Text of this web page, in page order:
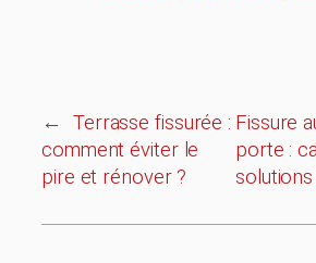
←
Terrasse fissurée :
comment éviter le
pire et rénover ?
Fissure
porte :